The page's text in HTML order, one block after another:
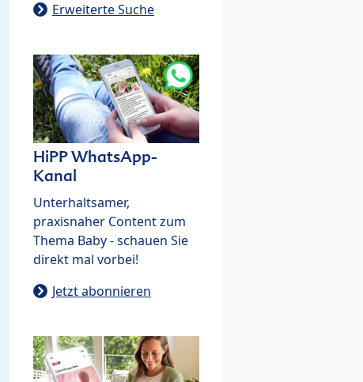
Erweiterte Suche
HiPP WhatsApp-
Kanal
Unterhaltsamer,
praxisnaher Content zum
Thema Baby - schauen Sie
direkt mal vorbei!
Jetzt abonnieren